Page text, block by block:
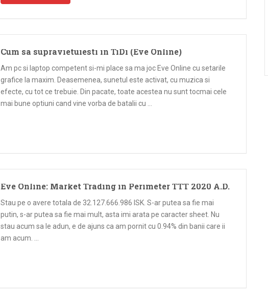
Cum sa supravietuiesti in TiDi (Eve Online)
Am pc si laptop competent si-mi place sa ma joc Eve Online cu setarile
grafice la maxim. Deasemenea, sunetul este activat, cu muzica si
efecte, cu tot ce trebuie. Din pacate, toate acestea nu sunt tocmai cele
mai bune optiuni cand vine vorba de batalii cu …
Eve Online: Market Trading in Perimeter TTT 2020 A.D.
Stau pe o avere totala de 32.127.666.986 ISK. S-ar putea sa fie mai
putin, s-ar putea sa fie mai mult, asta imi arata pe caracter sheet. Nu
stau acum sa le adun, e de ajuns ca am pornit cu 0.94% din banii care ii
am acum. …